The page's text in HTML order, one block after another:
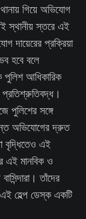
গিয়ে অভিযোগ
স্থানীয় স্তরে এই
দায়েরের প্রক্রিয়া
হবে বলে
আধিকারিক
প্রতিশ্রুতিবদ্ধ।
পুলিশের সঙ্গে
অভিযোগের দ্রুত
বৃদ্ধিতেও এই
এই মানবিক ও
তাঁদের
এই হেল্প ডেস্ক একটি